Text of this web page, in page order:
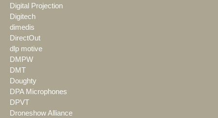
Digital Projection
Digitech
dimedis
DirectOut
dlp motive
DMPW
DMT
Doughty
DPA Microphones
DPVT
Droneshow Alliance